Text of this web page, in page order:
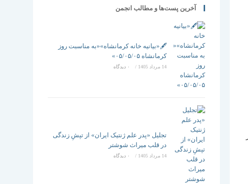
آخرین پست‌ها و مطالب انجمن
🖋️«بیانیه خانه کرمانشاه»«به مناسبت روز
کرمانشاه ۰۵/۰۵/۰۵»
14 مرداد 1405 / ۰ دیدگاه
تجلیل «پدر علم ژنتیک ایران» از تپشِ زندگی
در قلب میراث شوشتر
14 مرداد 1405 / ۰ دیدگاه